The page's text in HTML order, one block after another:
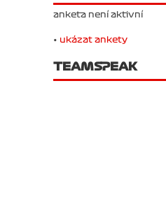
anketa není aktivní
• ukázat ankety
TEAMSPEAK